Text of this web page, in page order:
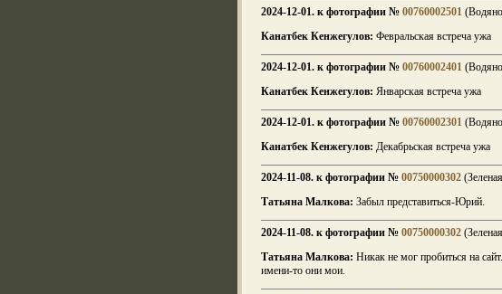
2024-12-01. к фотографии № 00760002501
Канатбек Кенжегулов: Февральская встреча ужа
2024-12-01. к фотографии № 00760002401
Канатбек Кенжегулов: Январская встреча ужа
2024-12-01. к фотографии № 00760002301
Канатбек Кенжегулов: Декабрьская встреча ужа
2024-11-08. к фотографии № 00750000302
Татьяна Малкова: Забыл представиться-Юрий.
2024-11-08. к фотографии № 00750000302
Татьяна Малкова: Никак не мог пробиться на
имени-то они мои.